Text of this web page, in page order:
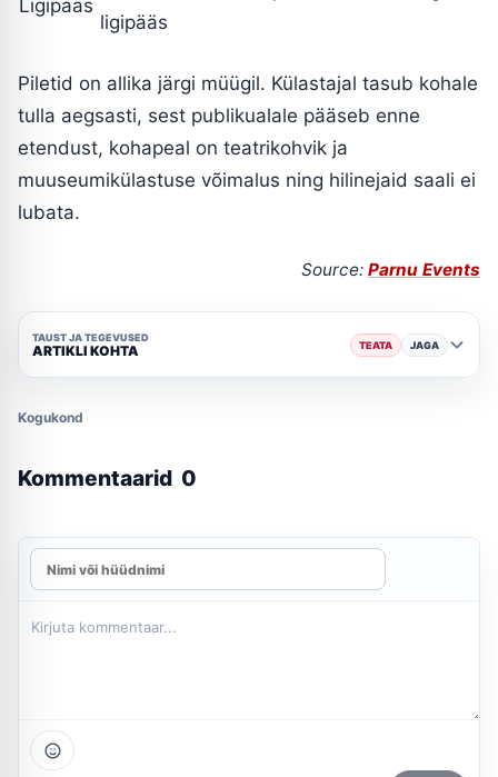
Ligipääs
ligipääs
Piletid on allika järgi müügil. Külastajal tasub kohale
tulla aegsasti, sest publikualale pääseb enne
etendust, kohapeal on teatrikohvik ja
muuseumikülastuse võimalus ning hilinejaid saali ei
lubata.
Source: Parnu Events
TAUST JA TEGEVUSED
ARTIKLI KOHTA TEATA JAGA
Kogukond
Kommentaarid 0